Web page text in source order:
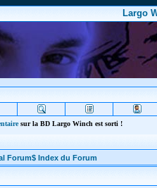
Largo
sur la BD Largo Winch est sorti !
Forum$ Index du Forum